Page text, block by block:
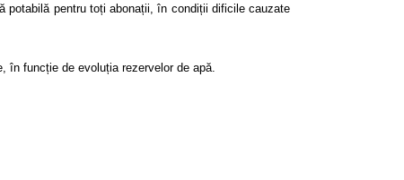
potabilă pentru toți abonații, în condiții dificile cauzate
în funcție de evoluția rezervelor de apă.